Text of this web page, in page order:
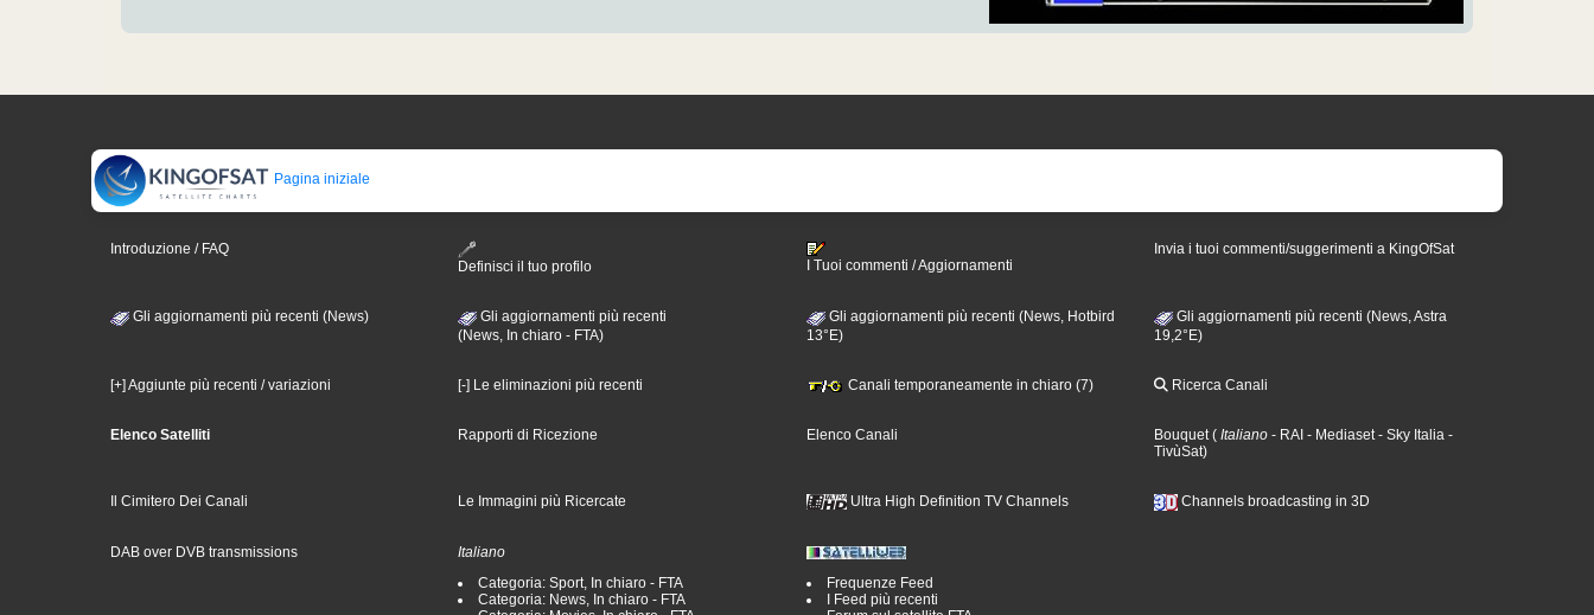
Pagina iniziale
Introduzione / FAQ
Definisci il tuo profilo
I Tuoi commenti / Aggiornamenti
Invia i tuoi commenti/suggerimenti a KingOfSat
Gli aggiornamenti più recenti (News)
Gli aggiornamenti più recenti
(News, In chiaro - FTA)
Gli aggiornamenti più recenti (News, Hotbird
13°E)
Gli aggiornamenti più recenti (News, Astra
19,2°E)
[+] Aggiunte più recenti / variazioni [-] Le eliminazioni più recenti Canali temporaneamente in chiaro (7) Ricerca Canali
Elenco Satelliti Rapporti di Ricezione Elenco Canali Bouquet( Italiano - RAI - Mediaset- Sky Italia -
TivùSat)
Il Cimitero Dei Canali Le Immagini più Ricercate Ultra High Definition TV Channels Channels broadcasting in 3D
DAB over DVB transmissions
Italiano
Categoria: Sport, In chiaro - FTA
Categoria: News, In chiaro - FTA
Frequenze Feed
I Feed più recenti